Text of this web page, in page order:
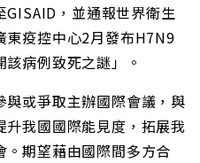
，並通報世界衛生
東疫控中心2月發布H7N9
病例致死之謎」。
或爭取主辦國際會議，與
我國國際能見度，拓展我
期望藉由國際間多方合